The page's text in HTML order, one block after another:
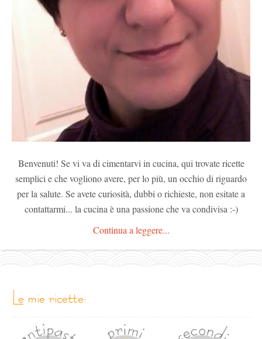
Benvenuti! Se vi va di cimentarvi in cucina, qui trovate ricette
semplici e che vogliono avere, per lo più, un occhio di riguardo
per la salute. Se avete curiosità, dubbi o richieste, non esitate a
contattarmi... la cucina è una passione che va condivisa :-)
Continua a leggere...
le mie ricette: